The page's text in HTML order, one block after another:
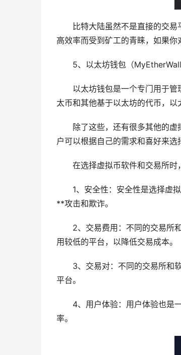
比特大陆虽然不是直接的交
高效率而受到矿工的青睐，如果你
5、以太坊钱包（
以太坊钱包是一个专门用于
太币和其他基于以太坊的代币，以
除了这些，还有很多其他的
户可以根据自己的需求和喜好来选
在选择虚拟币软件和交易所时
1、安全性：安全性是选择虚
**攻击和欺诈。
2、交易费用：不同的交易所
用较低的平台，以降低交易成本。
3、交易对：不同的交易所和
平台。
4、用户体验：用户体验也是
率。